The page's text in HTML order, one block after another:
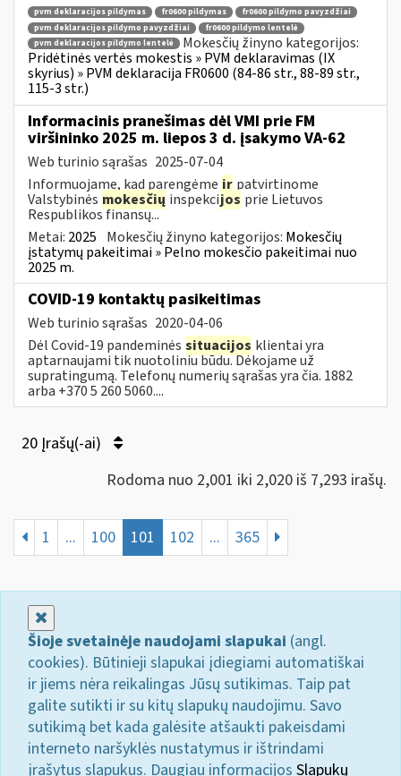
pvm deklaracijos pildymas fr0600 pildymas
fr0600 pildymo pavyzdžiai
pvm deklaracijos pildymo pavyzdžiai
fr0600 pildymo lentelė
pvm deklaracijos pildymo lentelė
Mokesčių žinyno kategorijos:
Pridėtinės vertės mokestis » PVM deklaravimas (IX
skyrius) » PVM deklaracija FR0600 (84-86 str., 88-89 str.,
115-3 str.)
Informacinis pranešimas dėl VMI prie FM
viršininko 2025 m. liepos 3 d. įsakymo VA-62
Web turinio sąrašas 2025-07-04
Informuojame, kad parengėme ir patvirtinome
Valstybinės mokesčių inspekcijos prie Lietuvos
Respublikos finansų...
Metai: 2025 Mokesčių žinyno kategorijos: Mokesčių
įstatymų pakeitimai » Pelno mokesčio pakeitimai nuo
2025 m.
COVID-19 kontaktų pasikeitimas
Web turinio sąrašas 2020-04-06
Dėl Covid-19 pandeminės situacijos klientai yra
aptarnaujami tik nuotoliniu būdu. Dėkojame už
supratingumą. Telefonų numerių sąrašas yra čia. 1882
arba +370 5 260 5060....
20 Įrašų(-ai)
Rodoma nuo 2,001 iki 2,020 iš 7,293 irašų.
1 ... 100 101 102 ... 365
Šioje svetainėje naudojami slapukai (angl.
cookies). Būtinieji slapukai įdiegiami automatiškai
ir jiems nėra reikalingas Jūsų sutikimas. Taip pat
galite sutikti ir su kitų slapukų naudojimu. Savo
sutikimą bet kada galėsite atšaukti pakeisdami
interneto naršyklės nustatymus ir ištrindami
įrašytus slapukus. Daugiau informacijos Slapukų